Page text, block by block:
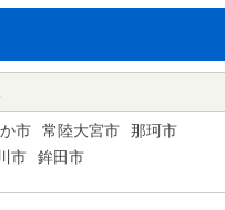
市 常陸大宮市
那珂市
市 鉾田市